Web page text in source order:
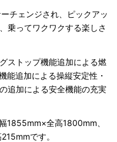
チェンジされ、ピックアッ
乗ってワクワクする楽しさ
ストップ機能追加による燃
能追加による操縦安定性・
追加による安全機能の充実
1855mm×全高1800mm、
です。